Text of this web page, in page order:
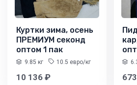
Куртки зима, осень
ПРЕМИУМ секонд
оптом 1 пак
9.85 кг 10.5 евро/кг
10 136 ₽